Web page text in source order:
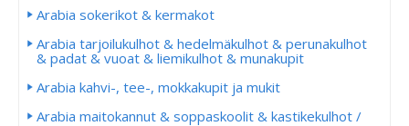
Arabia sokerikot & kermakot
Arabia tarjoilukulhot & hedelmäkulhot & perunakulhot
& padat & vuoat & liemikulhot & munakupit
Arabia kahvi-, tee-, mokkakupit ja mukit
Arabia maitokannut & soppaskoolit & kastikekulhot /